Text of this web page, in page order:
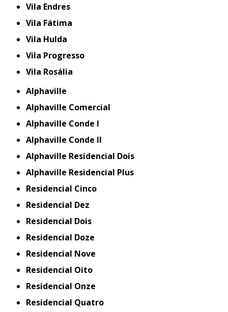
Vila Endres
Vila Fátima
Vila Hulda
Vila Progresso
Vila Rosália
Alphaville
Alphaville Comercial
Alphaville Conde I
Alphaville Conde II
Alphaville Residencial Dois
Alphaville Residencial Plus
Residencial Cinco
Residencial Dez
Residencial Dois
Residencial Doze
Residencial Nove
Residencial Oito
Residencial Onze
Residencial Quatro